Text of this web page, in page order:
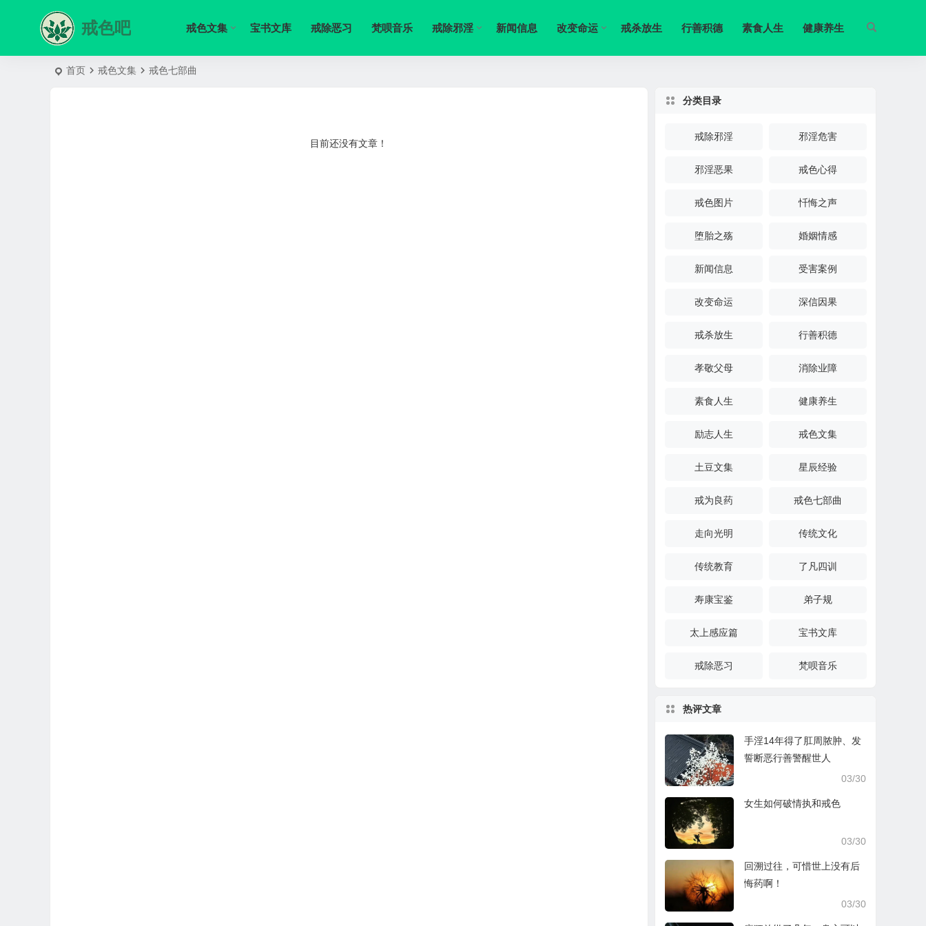
戒色吧 戒色文集 宝书文库 戒除恶习 梵呗音乐 戒除邪淫 新闻信息 改变命运 戒杀放生 行善积德 素食人生 健康养生
首页 戒色文集 戒色七部曲
目前还没有文章！
分类目录
戒除邪淫 邪淫危害
邪淫恶果 戒色心得
戒色图片 忏悔之声
堕胎之殇 婚姻情感
新闻信息 受害案例
改变命运 深信因果
戒杀放生 行善积德
孝敬父母 消除业障
素食人生 健康养生
励志人生 戒色文集
土豆文集 星辰经验
戒为良药 戒色七部曲
走向光明 传统文化
传统教育 了凡四训
寿康宝鉴 弟子规
太上感应篇 宝书文库
戒除恶习 梵呗音乐
热评文章
手淫14年得了肛周脓肿、发
誓断恶行善警醒世人
03/30
女生如何破情执和戒色
03/30
回溯过往，可惜世上没有后
悔药啊！
03/30